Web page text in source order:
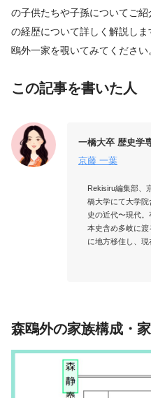
の子供たちや子孫についてご
の経歴について詳しく解説し
鴎外一家を覗いてみてください
この記事を書いた人
一橋大卒 歴史学
京藤 一葉
Rekisiru編集部、
橋大学にて大学
史の近代〜現代
本史含め多岐に
に地方移住し、現
森鴎外の家族構成・